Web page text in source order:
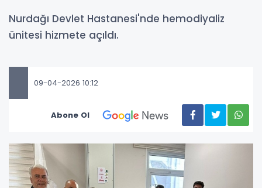
Nurdağı Devlet Hastanesi'nde hemodiyaliz
ünitesi hizmete açıldı.
09-04-2026 10:12
Abone Ol